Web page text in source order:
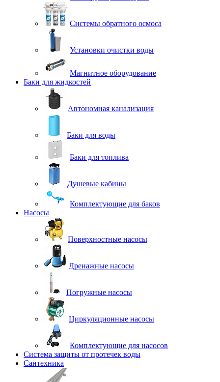
Системы обратного осмоса
Установки очистки воды
Магнитное оборудование
Баки для жидкостей
Автономная канализация
Баки для воды
Баки для топлива
Душевые кабины
Комплектующие для баков
Насосы
Поверхностные насосы
Дренажные насосы
Погружные насосы
Циркуляционные насосы
Комплектующие для насосов
Система защиты от протечек воды
Сантехника